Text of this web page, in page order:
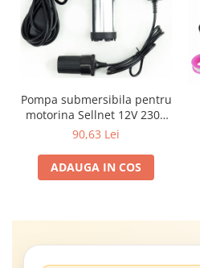
Pompa submersibila pentru
motorina Sellnet 12V 230V
38mm cu adaptor pentru
90,63 Lei
ADAUGA IN COS